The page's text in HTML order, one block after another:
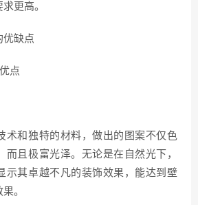
更高。
缺点
点
和独特的材料，做出的图案不仅色
而且极富光泽。无论是在自然光下，
示其卓越不凡的装饰效果，能达到壁
。